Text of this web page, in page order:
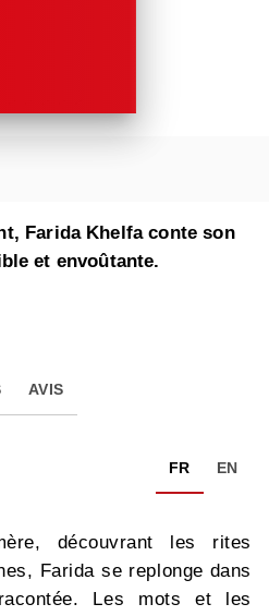
Farida Khelfa conte son
et envoûtante.
AVIS
FR EN
découvrant les rites
Farida se replonge dans
Les mots et les